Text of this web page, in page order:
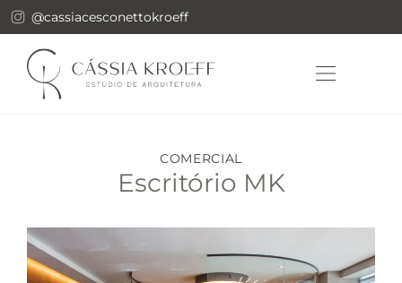
@cassiacesconettokroeff
Escritório MK
COMERCIAL